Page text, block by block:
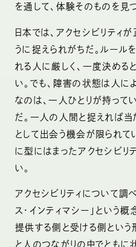
を通して、体験そのものを見
日本では、アクセシビリティ
うに捉えられがちだ。ルール
れる人に厳しく、一度決め
い。でも、障害の状態は人に
なのは、一人ひとりが持って
だ。一人の人間と捉えれば当
として出会う機会が限られて
に型にはまったアクセシビリ
い。
アクセシビリティについて調
ス・インティマシー」という概
提供する側と受ける側という